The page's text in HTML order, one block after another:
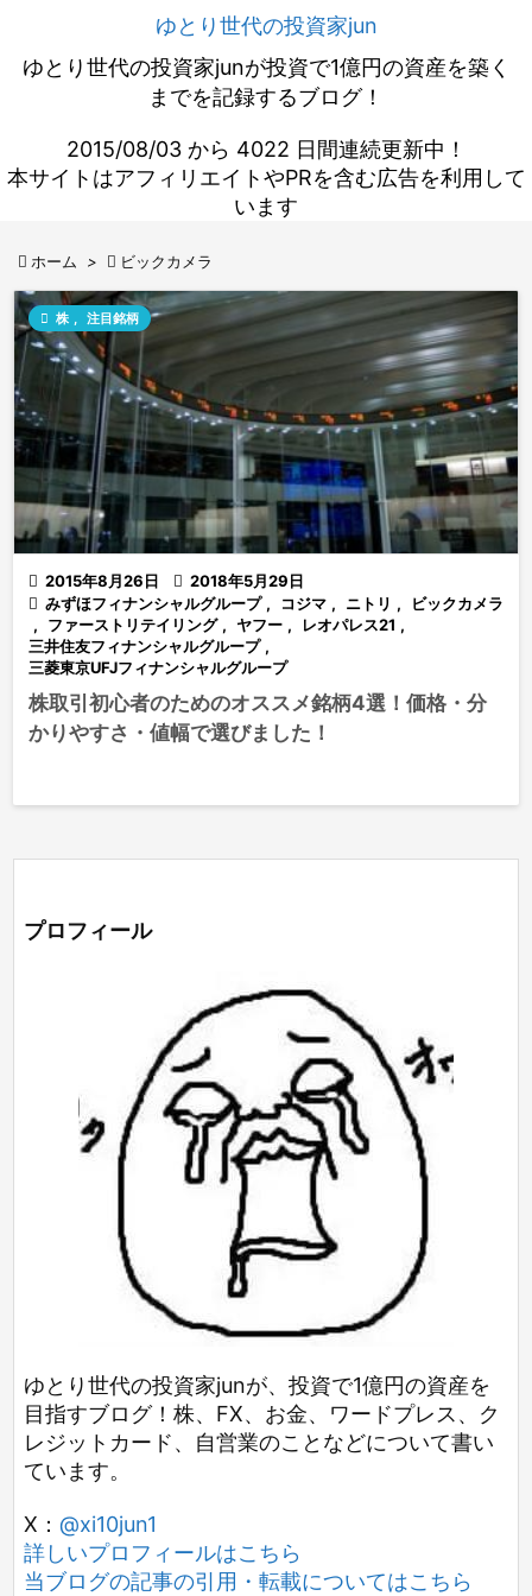
ゆとり世代の投資家jun
ゆとり世代の投資家junが投資で1億円の資産を築く
までを記録するブログ！
2015/08/03 から 4022 日間連続更新中！
本サイトはアフィリエイトやPRを含む広告を利用して
います
 ホーム >  ビックカメラ
 2015年8月26日  2018年5月29日
 株 , 注目銘柄
 みずほフィナンシャルグループ , コジマ , ニトリ ,
ビックカメラ
,
ファーストリテイリング , ヤフー , レオパレス21 ,
三井住友フィナンシャルグループ ,
三菱東京UFJフィナンシャルグループ
株取引初心者のためのオススメ銘柄4選！価格・分
かりやすさ・値幅で選びました！
プロフィール
ゆとり世代の投資家junが、投資で1億円の資産を
目指すブログ！株、FX、お金、ワードプレス、ク
レジットカード、自営業のことなどについて書い
ています。
X： @xi10jun1
詳しいプロフィールはこちら
当ブログの記事の引用・転載についてはこちら